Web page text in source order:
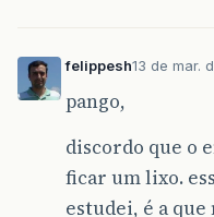
felippesh13 de mar.
pango,
discordo que o
ficar um lixo.
estudei, é a que